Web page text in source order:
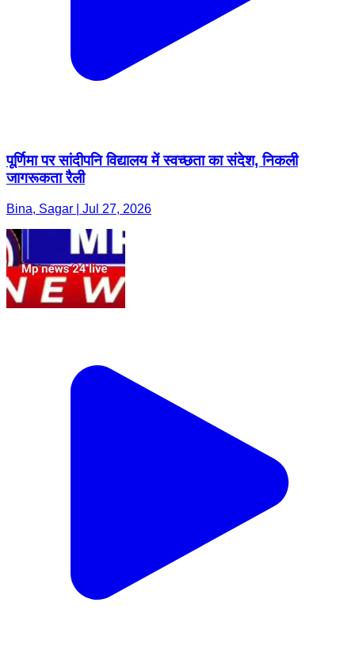
पूर्णिमा पर सांदीपनि विद्यालय में स्वच्छता का संदेश, निकली
जागरूकता रैली
Bina, Sagar | Jul 27, 2026